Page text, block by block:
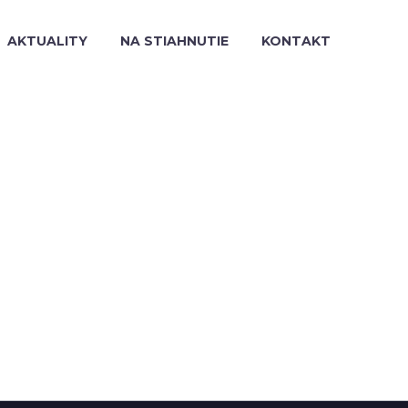
AKTUALITY NA STIAHNUTIE KONTAKT